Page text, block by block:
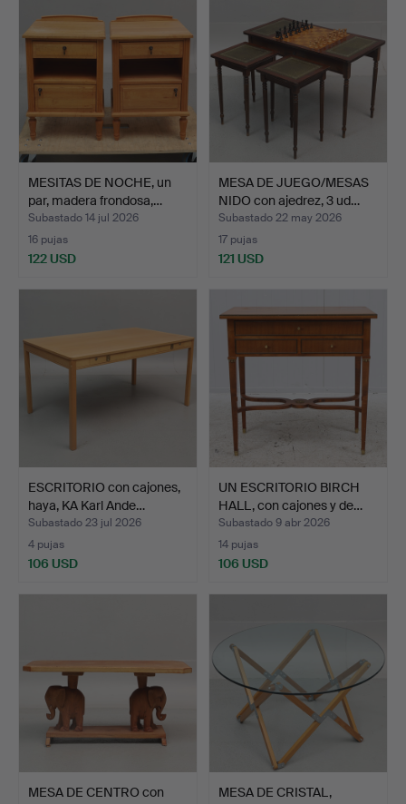
MESITAS DE NOCHE, un
par, madera frondosa,…
Subastado 14 jul 2026
16 pujas
122 USD
MESA DE JUEGO/MESAS
NIDO con ajedrez, 3 ud…
Subastado 22 may 2026
17 pujas
121 USD
ESCRITORIO con cajones,
haya, KA Karl Ande…
Subastado 23 jul 2026
4 pujas
106 USD
UN ESCRITORIO BIRCH
HALL, con cajones y de…
Subastado 9 abr 2026
14 pujas
106 USD
MESA DE CENTRO con
MESA DE CRISTAL,